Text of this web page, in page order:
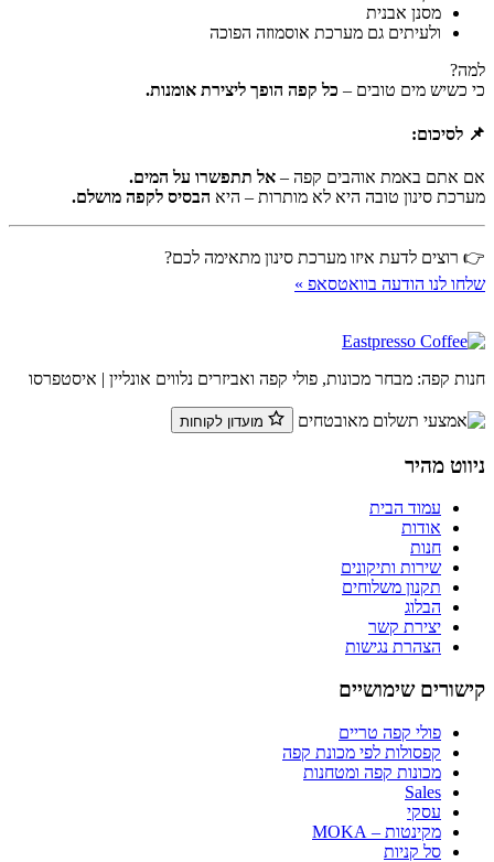
מסנן אבנית
ולעיתים גם מערכת אוסמוזה הפוכה
למה?
כי כשיש מים טובים – כל קפה הופך ליצירת אומנות.
📌 לסיכום:
אם אתם באמת אוהבים קפה – אל תתפשרו על המים.
מערכת סינון טובה היא לא מותרות – היא הבסיס לקפה מושלם.
👉 רוצים לדעת איזו מערכת סינון מתאימה לכם?
שלחו לנו הודעה בוואטסאפ »
חנות קפה: מבחר מכונות, פולי קפה ואביזרים נלווים אונליין | איסטפרסו
ניווט מהיר
עמוד הבית
אודות
חנות
שירות ותיקונים
תקנון משלוחים
הבלוג
יצירת קשר
הצהרת נגישות
קישורים שימושיים
פולי קפה טריים
קפסולות לפי מכונת קפה
מכונות קפה ומטחנות
Sales
עסקי
מקינטות – MOKA
סל קניות